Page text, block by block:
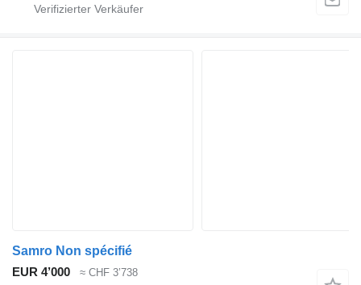
Samro Non spécifié
EUR 4’000
≈ CHF 3’738